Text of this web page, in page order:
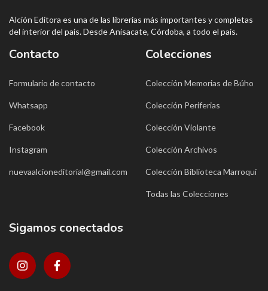
Alción Editora es una de las librerías más importantes y completas
del interior del país. Desde Anisacate, Córdoba, a todo el país.
Contacto
Formulario de contacto
Whatsapp
Facebook
Instagram
nuevaalcioneditorial@gmail.com
Colecciones
Colección Memorias de Búho
Colección Periferias
Colección Violante
Colección Archivos
Colección Biblioteca Marroquí
Todas las Colecciones
Sigamos conectados